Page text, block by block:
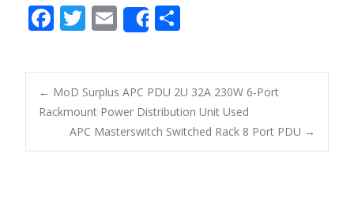
F
e
b
o
o
T
itt
er
E
m
ai
l
Share
ar
e
Post navigation
← MoD Surplus APC PDU 2U 32A 230W 6-Port
Rackmount Power Distribution Unit Used
APC Masterswitch Switched Rack 8 Port PDU →